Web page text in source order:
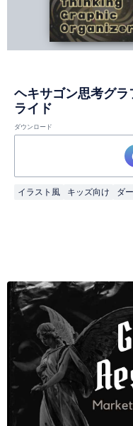
ヘキサゴン思考グ
ライド
ダウンロード
イラスト風 キッズ向け ダ